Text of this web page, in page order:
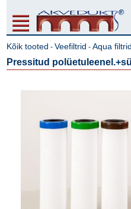
Kõik tooted -Veefiltrid -Aqua filtrid
Pressitud